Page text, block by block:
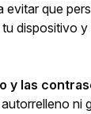
evitar que
dispositivo
y las
ni